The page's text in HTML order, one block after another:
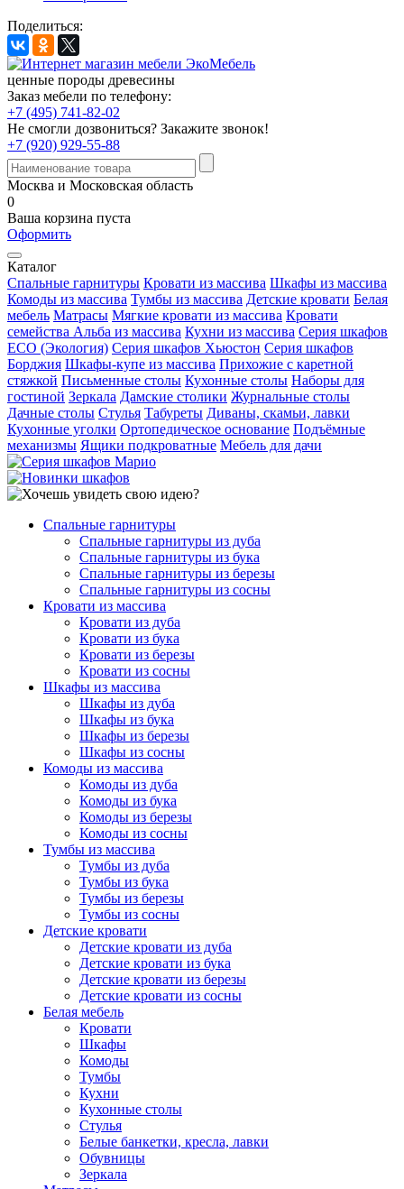
Поделиться:
ценные породы древесины
Заказ мебели по телефону:
+7 (495) 741-82-02
Не смогли дозвониться? Закажите звонок!
+7 (920) 929-55-88
Москва и Московская область
0
Ваша корзина пуста
Оформить
Каталог
Спальные гарнитуры Кровати из массива Шкафы из массива
Комоды из массива Тумбы из массива Детские кровати Белая
мебель Матрасы Мягкие кровати из массива Кровати
семейства Альба из массива Кухни из массива Серия шкафов
ECO (Экология) Серия шкафов Хьюстон Серия шкафов
Борджия Шкафы-купе из массива Прихожие с каретной
стяжкой Письменные столы Кухонные столы Наборы для
гостиной Зеркала Дамские столики Журнальные столы
Дачные столы Стулья Табуреты Диваны, скамьи, лавки
Кухонные уголки Ортопедическое основание Подъёмные
механизмы Ящики подкроватные Мебель для дачи
Спальные гарнитуры
Спальные гарнитуры из дуба
Спальные гарнитуры из бука
Спальные гарнитуры из березы
Спальные гарнитуры из сосны
Кровати из массива
Кровати из дуба
Кровати из бука
Кровати из березы
Кровати из сосны
Шкафы из массива
Шкафы из дуба
Шкафы из бука
Шкафы из березы
Шкафы из сосны
Комоды из массива
Комоды из дуба
Комоды из бука
Комоды из березы
Комоды из сосны
Тумбы из массива
Тумбы из дуба
Тумбы из бука
Тумбы из березы
Тумбы из сосны
Детские кровати
Детские кровати из дуба
Детские кровати из бука
Детские кровати из березы
Детские кровати из сосны
Белая мебель
Кровати
Шкафы
Комоды
Тумбы
Кухни
Кухонные столы
Стулья
Белые банкетки, кресла, лавки
Обувницы
Зеркала